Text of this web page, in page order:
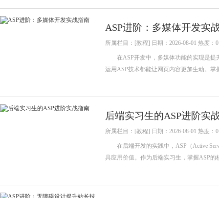
ASP进阶：多媒体开发实
所属栏目：[教程] 日期：2026-08-01 热度：0
在ASP开发中，多媒体功能的实现是提
运用ASP技术都能让网页内容更加生动。
后端实习生的ASP进阶实
所属栏目：[教程] 日期：2026-08-01 热度：0
在后端开发的实践中，ASP（Active
具应用价值。作为后端实习生，掌握